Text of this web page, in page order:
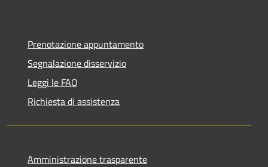
Prenotazione appuntamento
Segnalazione disservizio
Leggi le FAQ
Richiesta di assistenza
Amministrazione trasparente